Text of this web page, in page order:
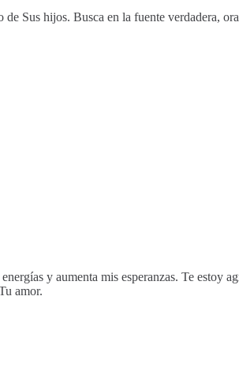
Sus hijos. Busca en la fuente verdadera,
y aumenta mis esperanzas. Te estoy
amor.